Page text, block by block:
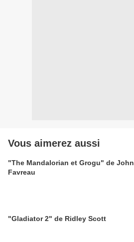
Vous aimerez aussi
"The Mandalorian et Grogu" de John
Favreau
"Gladiator 2" de Ridley Scott